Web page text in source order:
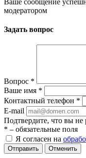
Ваше сообщение
модератором
Задать вопрос
Вопрос *
Ваше имя *
Контактный телефон *
E-mail
Подтвердите, что вы не
* – обязательные поля
Я согласен на
Отменить